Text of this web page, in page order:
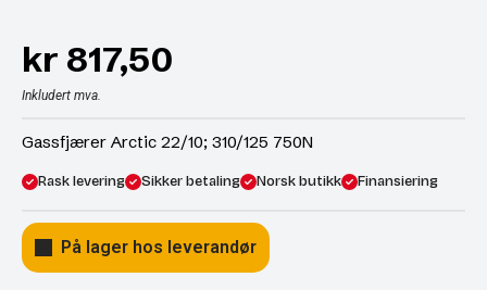
kr 817,50
Inkludert mva.
Gassfjærer Arctic 22/10; 310/125 750N
Rask levering Sikker betaling Norsk butikk Finansiering
På lager hos leverandør